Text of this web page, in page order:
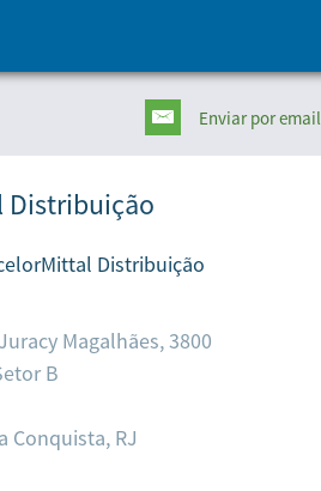
Enviarpor email
Distribuição
Distribuição
Magalhães, 3800
B
Conquista, RJ